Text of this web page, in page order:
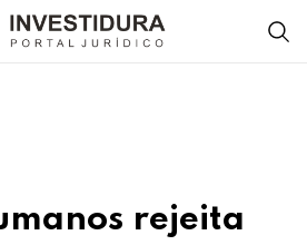
rejeita